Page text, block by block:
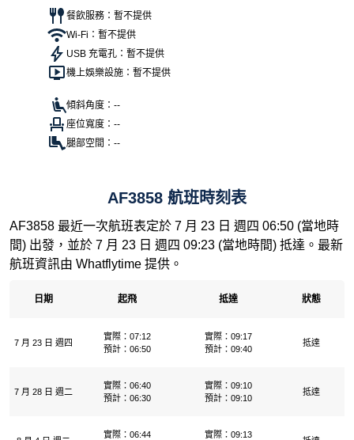
餐飲服務：暫不提供
Wi-Fi：暫不提供
USB 充電孔：暫不提供
機上娛樂設施：暫不提供
傾斜角度：--
座位寬度：--
腿部空間：--
AF3858 航班時刻表
AF3858 最近一次航班表定於 7 月 23 日 週四 06:50 (當地時
間) 出發，並於 7 月 23 日 週四 09:23 (當地時間) 抵達。最新
航班資訊由 Whatflytime 提供。
日期 起飛 抵達 狀態
7 月 23 日 週四
實際：07:12
預計：06:50
實際：09:17
預計：09:40
抵達
7 月 28 日 週二
實際：06:40
預計：06:30
實際：09:10
預計：09:10
抵達
實際：06:44
實際：09:13